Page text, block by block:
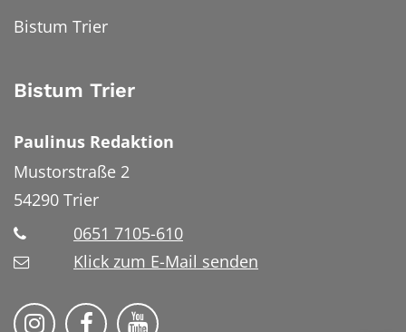
Bistum Trier
Bistum Trier
Paulinus Redaktion
Mustorstraße 2
54290 Trier
0651 7105-610
Klick zum E-Mail senden
Bistum Trier auf Instragram
Bistum Trier auf Facebook
Bistum Trier auf YouTube